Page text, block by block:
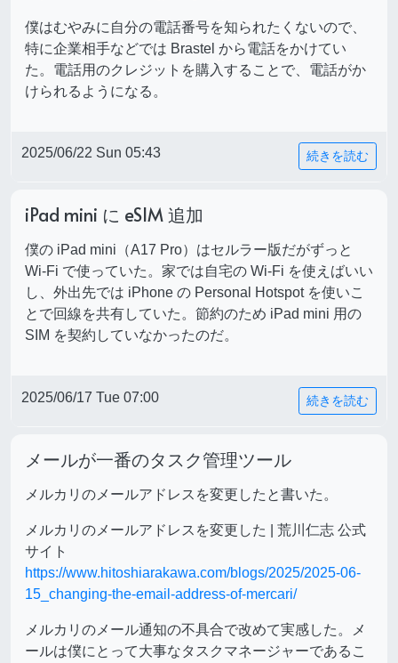
僕はむやみに自分の電話番号を知られたくないので、
特に企業相手などでは Brastel から電話をかけてい
た。電話用のクレジットを購入することで、電話がか
けられるようになる。
2025/06/22 Sun 05:43 続きを読む
iPad mini に eSIM 追加
僕の iPad mini（A17 Pro）はセルラー版だがずっと
Wi-Fi で使っていた。家では自宅の Wi-Fi を使えばいい
し、外出先では iPhone の Personal Hotspot を使いこ
とで回線を共有していた。節約のため iPad mini 用の
SIM を契約していなかったのだ。
2025/06/17 Tue 07:00 続きを読む
メールが一番のタスク管理ツール
メルカリのメールアドレスを変更したと書いた。
メルカリのメールアドレスを変更した | 荒川仁志 公式
サイト
https://www.hitoshiarakawa.com/blogs/2025/2025-06-
15_changing-the-email-address-of-mercari/
メルカリのメール通知の不具合で改めて実感した。メ
ールは僕にとって大事なタスクマネージャーであるこ